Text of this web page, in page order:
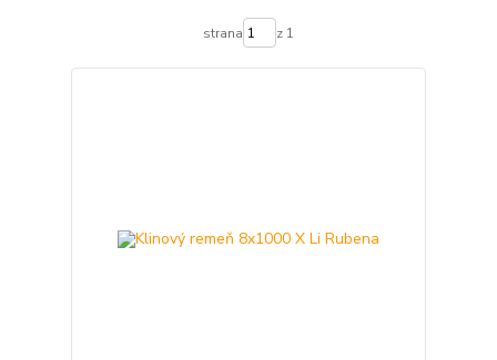
strana z 1